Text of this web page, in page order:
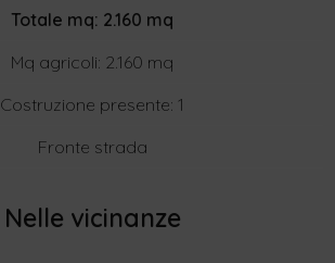
Totale mq: 2.160 mq
Mq agricoli: 2.160 mq
Costruzione presente: 1
Fronte strada
Nelle vicinanze